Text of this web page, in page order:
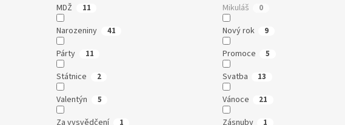
MDŽ 11 Mikuláš 0
Narozeniny 41 Nový rok 9
Párty 11 Promoce 5
Státnice 2 Svatba 13
Valentýn 5 Vánoce 21
Za vysvědčení 1 Zásnuby 1